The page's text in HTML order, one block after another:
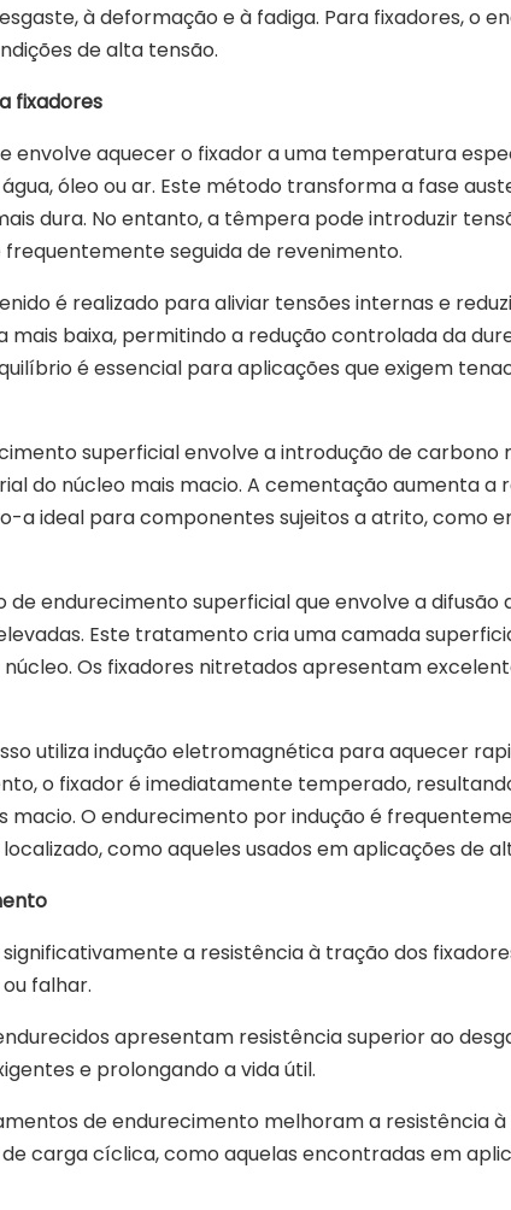
à deformação e à fadiga. Para fixadores, o
de alta tensão.
fixadores
envolve aquecer o fixador a uma temperatura
óleo ou ar. Este método transforma a fase
dura. No entanto, a têmpera pode introduzir
seguida de revenimento.
é realizado para aliviar tensões internas e
baixa, permitindo a redução controlada da
é essencial para aplicações que exigem
superficial envolve a introdução de carbono
do núcleo mais macio. A cementação aumenta a
a ideal para componentes sujeitos a atrito, como
endurecimento superficial que envolve a difusão
Este tratamento cria uma camada
Os fixadores nitretados apresentam
utiliza indução eletromagnética para aquecer
o fixador é imediatamente temperado,
macio. O endurecimento por indução é
como aqueles usados ​​em aplicações de
a resistência à tração dos
falhar.
apresentam resistência superior ao
e prolongando a vida útil.
de endurecimento melhoram a resistência
carga cíclica, como aquelas encontradas em